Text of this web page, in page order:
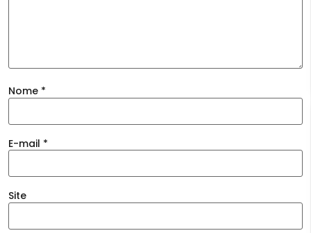
Nome *
E-mail *
Site